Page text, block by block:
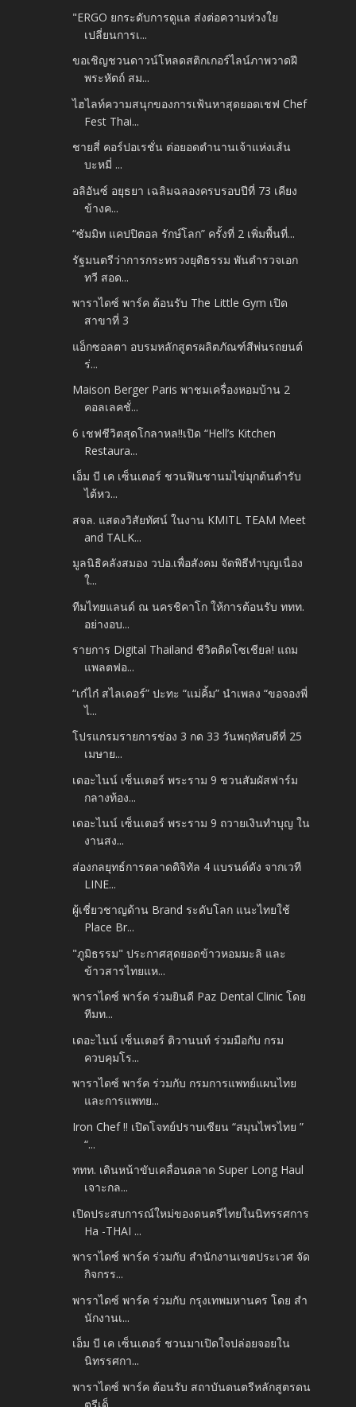
"ERGO ยกระดับการดูแล ส่งต่อความห่วงใย
เปลี่ยนการเ...
ขอเชิญชวนดาวน์โหลดสติกเกอร์ไลน์ภาพวาดฝี
พระหัตถ์ สม...
ไฮไลท์ความสนุกของการเฟ้นหาสุดยอดเชฟ Chef
Fest Thai...
ชายสี่ คอร์ปอเรชั่น ต่อยอดตำนานเจ้าแห่งเส้น
บะหมี่ ...
อลิอันซ์ อยุธยา เฉลิมฉลองครบรอบปีที่ 73 เคียง
ข้างค...
“ซัมมิท แคปปิตอล รักษ์โลก” ครั้งที่ 2 เพิ่มพื้นที่...
รัฐมนตรีว่าการกระทรวงยุติธรรม พันตํารวจเอก
ทวี สอด...
พาราไดซ์ พาร์ค ต้อนรับ The Little Gym เปิด
สาขาที่ 3
แอ็กซอลตา อบรมหลักสูตรผลิตภัณฑ์สีพ่นรถยนต์
ร่...
Maison Berger Paris พาชมเครื่องหอมบ้าน 2
คอลเลคชั่...
6 เชฟชีวิตสุดโกลาหล!!เปิด “Hell’s Kitchen
Restaura...
เอ็ม บี เค เซ็นเตอร์ ชวนฟินชานมไข่มุกต้นตำรับ
ไต้หว...
สจล. แสดงวิสัยทัศน์ ในงาน KMITL TEAM Meet
and TALK...
มูลนิธิคลังสมอง วปอ.เพื่อสังคม จัดพิธีทำบุญเนื่อง
ใ...
ทีมไทยแลนด์ ณ นครชิคาโก ให้การต้อนรับ ททท.
อย่างอบ...
รายการ Digital Thailand ชีวิตติดโซเชียล! แถม
แพลตฟอ...
“เก๋ไก๋ สไลเดอร์” ปะทะ “แม่คิ้ม” นำเพลง “ขอจองพี่
ไ...
โปรแกรมรายการช่อง 3 กด 33 วันพฤหัสบดีที่ 25
เมษาย...
เดอะไนน์ เซ็นเตอร์ พระราม 9 ชวนสัมผัสฟาร์ม
กลางท้อง...
เดอะไนน์ เซ็นเตอร์ พระราม 9 ถวายเงินทำบุญ ใน
งานสง...
ส่องกลยุทธ์การตลาดดิจิทัล 4 แบรนด์ดัง จากเวที
LINE...
ผู้เชี่ยวชาญด้าน Brand ระดับโลก แนะไทยใช้
Place Br...
"ภูมิธรรม" ประกาศสุดยอดข้าวหอมมะลิ และ
ข้าวสารไทยแห...
พาราไดซ์ พาร์ค ร่วมยินดี Paz Dental Clinic โดย
ทีมท...
เดอะไนน์ เซ็นเตอร์ ติวานนท์ ร่วมมือกับ กรม
ควบคุมโร...
พาราไดซ์ พาร์ค ร่วมกับ กรมการแพทย์แผนไทย
และการแพทย...
Iron Chef !! เปิดโจทย์ปราบเซียน “สมุนไพรไทย ”
“...
ททท. เดินหน้าขับเคลื่อนตลาด Super Long Haul
เจาะกล...
เปิดประสบการณ์ใหม่ของดนตรีไทยในนิทรรศการ
Ha -THAI ...
พาราไดซ์ พาร์ค ร่วมกับ สำนักงานเขตประเวศ จัด
กิจกรร...
พาราไดซ์ พาร์ค ร่วมกับ กรุงเทพมหานคร โดย สำ
นักงานเ...
เอ็ม บี เค เซ็นเตอร์ ชวนมาเปิดใจปล่อยจอยใน
นิทรรศกา...
พาราไดซ์ พาร์ค ต้อนรับ สถาบันดนตรีหลักสูตรดน